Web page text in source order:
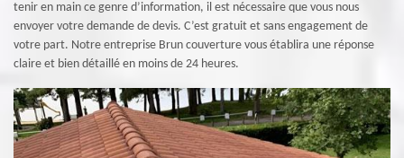
tenir en main ce genre d’information, il est nécessaire que vous nous
envoyer votre demande de devis. C’est gratuit et sans engagement de
votre part. Notre entreprise Brun couverture vous établira une réponse
claire et bien détaillé en moins de 24 heures.